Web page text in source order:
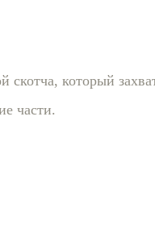
который
части.